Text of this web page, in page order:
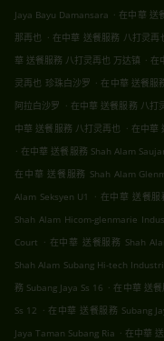
Jaya Bayu Damansara . 在中華 送
那再也 . 在中華 送餐服務 八打灵再
華 送餐服務 八打灵再也 万达镇 . 在
灵再也 珍珠白沙罗 . 在中華 送餐服
阿拉白沙罗 . 在中華 送餐服務 八打
中華 送餐服務 八打灵再也 . 在中華
. 在中華 送餐服務 Shah Alam
在中華 送餐服務 Shah Alam
Alam Seksyen U1
. 在中華 送餐
Shah Alam Hicom-glenmarie
Court . 在中華 送餐服務 Shah
Shah Alam Subang Hi-tech
務 Subang Jaya Ss 16 . 在中華 送
Ss 12 . 在中華 送餐服務 Subang
Jaya Taman Subang Ria . 在中華